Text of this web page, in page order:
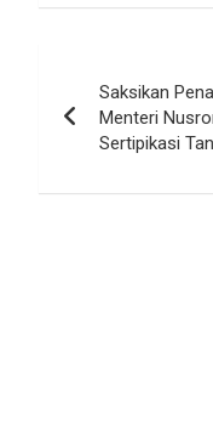
pos
Saksikan
Menteri
Sertipikasi